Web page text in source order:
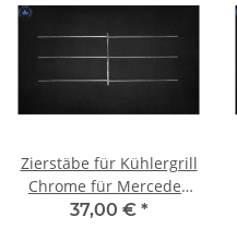
Zierstäbe für Kühlergrill
Chrome für Mercedes
W114 W115 2.Serie
37,00 € *